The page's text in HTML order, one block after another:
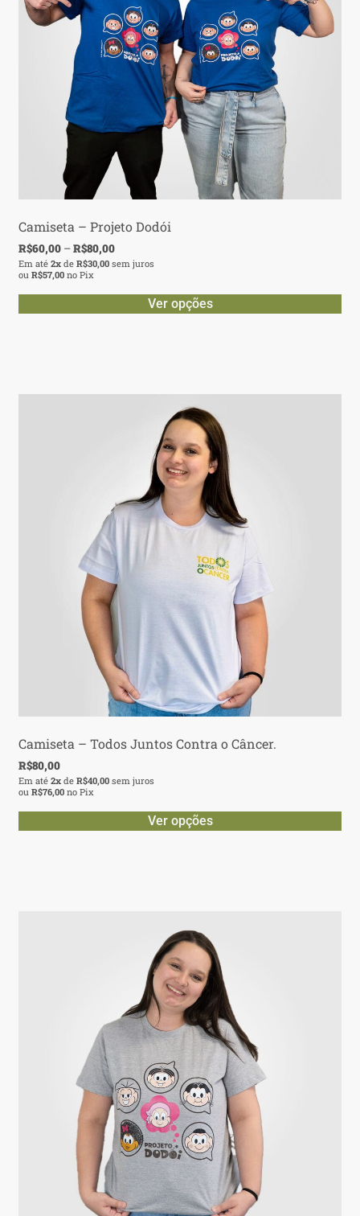
Camiseta – Projeto Dodói
R$60,00 –R$80,00
Em até2x deR$30,00 sem juros
ouR$57,00 no Pix
Ver opções
Camiseta – Todos Juntos Contra o Câncer.
R$80,00
Em até2x deR$40,00 sem juros
ouR$76,00 no Pix
Ver opções